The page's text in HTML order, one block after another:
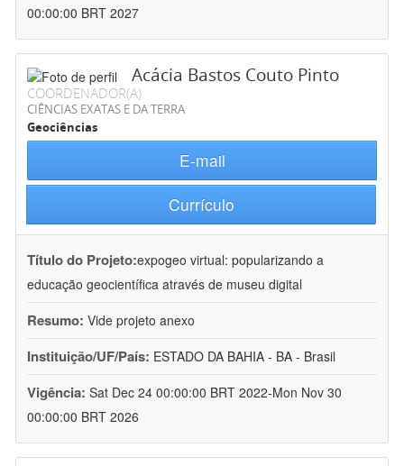
00:00:00 BRT 2027
Acácia Bastos Couto Pinto
COORDENADOR(A)
CIÊNCIAS EXATAS E DA TERRA
Geociências
E-mail
Currículo
Título do Projeto:expogeo virtual: popularizando a
educação geocientífica através de museu digital
Resumo: Vide projeto anexo
Instituição/UF/País: ESTADO DA BAHIA - BA - Brasil
Vigência: Sat Dec 24 00:00:00 BRT 2022-Mon Nov 30
00:00:00 BRT 2026